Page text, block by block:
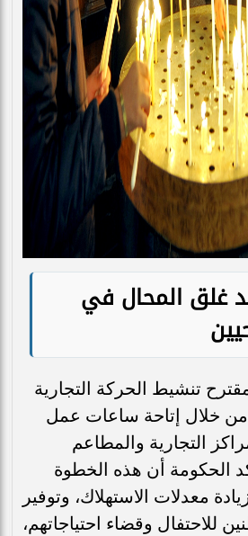
غلق المحال في
تنشيط الحركة التجارية
من خلال إتاحة ساعات عمل
التجارية والمطاعم
الحكومة أن هذه الخطوة
معدلات الاستهلاك، وتوفير
للاحتفال وقضاء احتياجاتهم،